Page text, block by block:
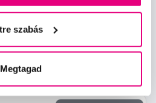
szabás
Megtagad